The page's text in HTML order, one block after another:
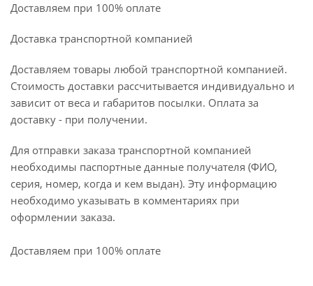
Доставляем при 100% оплате
Доставка транспортной компанией
Доставляем товары любой транспортной компанией.
Стоимость доставки рассчитывается индивидуально и
зависит от веса и габаритов посылки. Оплата за
доставку - при получении.
Для отправки заказа транспортной компанией
необходимы паспортные данные получателя (ФИО,
серия, номер, когда и кем выдан). Эту информацию
необходимо указывать в комментариях при
оформлении заказа.
Доставляем при 100% оплате